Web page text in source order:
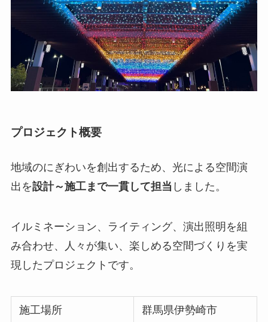
プロジェクト概要
地域のにぎわいを創出するため、光による空間演
出を設計～施工まで一貫して担当 しました。
イルミネーション、ライティング、演出照明を組
み合わせ、人々が集い、楽しめる空間づくりを実
現したプロジェクトです。
施工場所 群馬県伊勢崎市